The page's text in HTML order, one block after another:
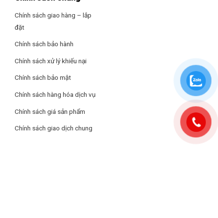
Chiếu hình từ điện thoại lên TV: Chromecast
– Miracast
Remote thông minh: Remote tích hợp micro tìm kiếm bằng giọng
nói
chuyển động mượt mà và sống động hơn.
Chính sách giao hàng – lắp
đặt
Chính sách bảo hành
Chính sách xử lý khiếu nại
Chính sách bảo mật
Chính sách hàng hóa dịch vụ
Chính sách giá sản phẩm
Chính sách giao dịch chung